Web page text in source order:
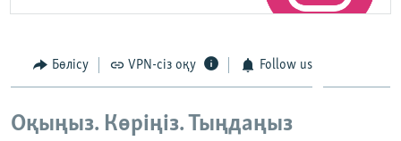
Бөлісу VPN-сіз оқу Follow us
Оқыңыз. Көріңіз. Тыңдаңыз